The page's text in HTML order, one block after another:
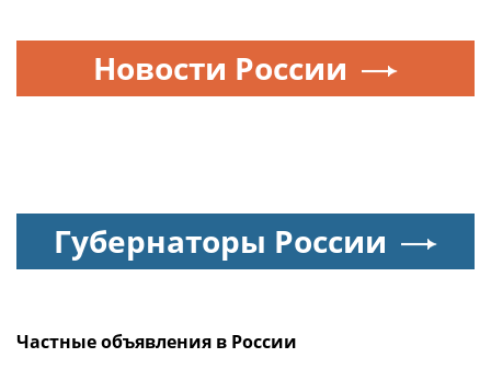
Новости России
Губернаторы России
Частные объявления в России